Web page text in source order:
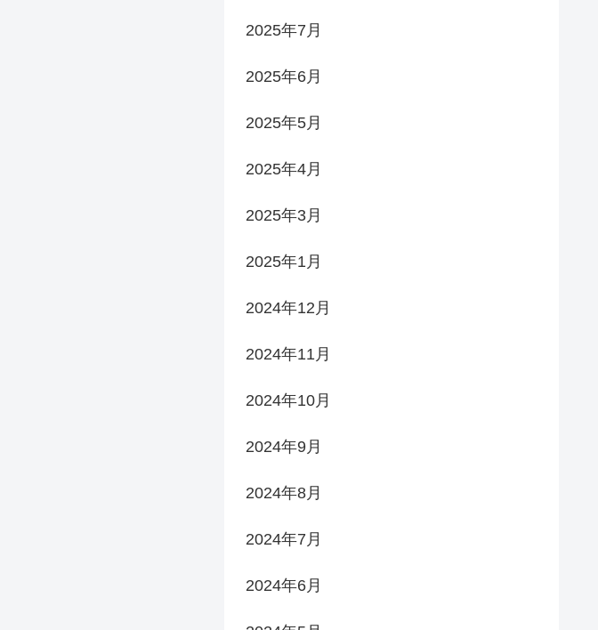
2025年7月
2025年6月
2025年5月
2025年4月
2025年3月
2025年1月
2024年12月
2024年11月
2024年10月
2024年9月
2024年8月
2024年7月
2024年6月